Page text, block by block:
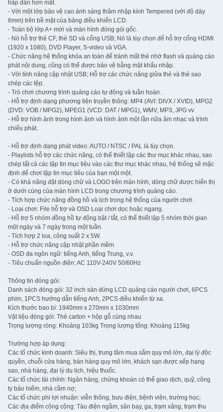
hấp dẫn hơn mắt.
- Với một lớp bảo vệ cao ánh sáng thâm nhập kính Tempered (với độ dày
6mm) trên bề mặt của bảng điều khiển LCD.
- Toàn bộ lớp A+ mới và màn hình đóng gói gốc.
- Nó hỗ trợ thẻ CF, thẻ SD và cổng USB; Nó là tùy chọn để hỗ trợ cổng HDMI
(1920 x 1080), DVD Player, S-video và VGA.
- Chức năng hệ thống khóa an toàn để tránh mất thẻ nhớ flash và quảng cáo
phát nội dung, cũng có thể được bảo vệ bằng mật khẩu nhập.
- Với tính năng cập nhật USB; Hỗ trợ các chức năng giữa thẻ và thẻ sao
chép các tệp.
- Trò chơi chương trình quảng cáo tự động và tuần hoàn.
- Hỗ trợ định dạng phương tiện truyền thông: MP4 (AVI: DIVX / XVID), MPG2
(DVD: VOB / MPG2), MPEG1 (VCD: DAT / MPG1), WMV, MP3, JPG vv
- Hỗ trợ hình ảnh trong hình ảnh và hình ảnh một lần nữa âm nhạc và trình
chiếu phát.
- Hỗ trợ định dạng phát video: AUTO / NTSC / PAL là tùy chọn.
- Playlists hỗ trợ các chức năng, có thể thiết lập các thư mục khác nhau, sao
chép tất cả các tập tin mục tiêu vào các thư mục khác nhau, hệ thống sẽ mặc
định để chơi tập tin mục tiêu của bạn một một.
- Có khả năng đặt dòng chữ và LOGO trên màn hình, dòng chữ được hiển thị
ở dưới cùng của màn hình LCD trong chương trình quảng cáo.
- Tích hợp chức năng đồng hồ và lịch trong hệ thống của người chơi.
- Loại chơi: File hỗ trợ và OSD Loại chơi dọc hoặc ngang.
- Hỗ trợ 5 nhóm đồng hồ tự động bật / tắt, có thể thiết lập 5 nhóm thời gian
một ngày và 7 ngày trong một tuần.
- Tích hợp 2 loa, công suất 2 x 5W.
- Hỗ trợ chức năng cập nhật phần mềm
- OSD đa ngôn ngữ: tiếng Anh, tiếng Trung, v.v.
- Tiêu chuẩn nguồn điện: AC 110V-240V 50/60Hz
Thông tin đóng gói:
Danh sách đóng gói: 32 inch sàn đứng LCD quảng cáo người chơi, 6PCS
phím, 1PCS hướng dẫn tiếng Anh, 2PCS điều khiển từ xa.
Kích thước bao bì: 1940mm x 270mm x 1030mm
Vật liệu đóng gói: Thẻ carton + hộp gỗ cùng nhau
Trọng lượng ròng: Khoảng 103kg Trọng lượng tổng: Khoảng 115kg
Trường hợp áp dụng:
Các tổ chức kinh doanh: Siêu thị, trung tâm mua sắm quy mô lớn, đại lý độc
quyền, chuỗi cửa hàng, bán hàng quy mô lớn, khách sạn được xếp hạng
sao, nhà hàng, đại lý du lịch, hiệu thuốc.
Các tổ chức tài chính: Ngân hàng, chứng khoán có thể giao dịch, quỹ, công
ty bảo hiểm, nhà cầm nợ;
Các tổ chức phi lợi nhuận: viễn thông, bưu điện, bệnh viện, trường học;
Các địa điểm công cộng: Tàu điện ngầm, sân bay, ga, trạm xăng, trạm thu